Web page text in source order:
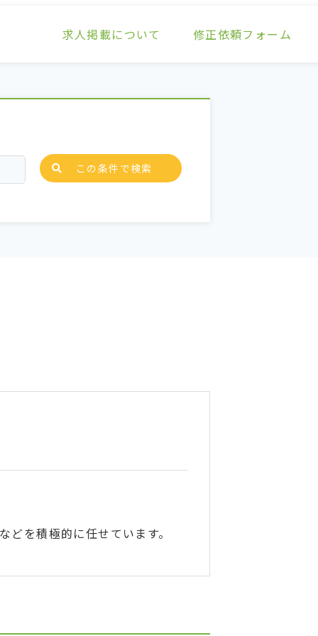
求人掲載について 修正依頼フォーム
この条件で検索
を積極的に任せています。